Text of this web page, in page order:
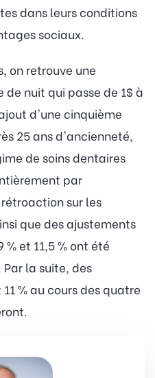
dans leurs conditions
sociaux.
on retrouve une
nuit qui passe de 1$ à
d'une cinquième
25 ans d'ancienneté,
de soins dentaires
par
sur les
que des ajustements
et 11,5 % ont été
la suite, des
% au cours des quatre